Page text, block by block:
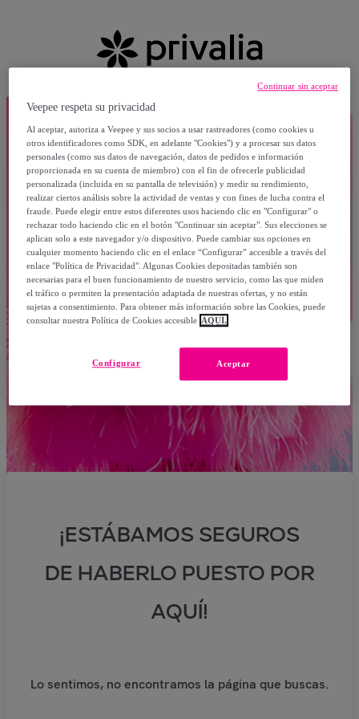
¡ESTÁBAMOS SEGUROS
DE HABERLO PUESTO POR
AQUÍ!
Lo sentimos, no encontramos la página que buscas.
Veepee respeta su privacidad
Al aceptar, autoriza a Veepee y sus socios a usar rastreadores (como cookies u
otros identificadores como SDK, en adelante "Cookies") y a procesar sus datos
personales (como sus datos de navegación, datos de pedidos e información
proporcionada en su cuenta de miembro) con el fin de ofrecerle publicidad
personalizada (incluida en su pantalla de televisión) y medir su rendimiento,
realizar ciertos análisis sobre la actividad de ventas y con fines de lucha contra el
fraude. Puede elegir entre estos diferentes usos haciendo clic en "Configurar" o
rechazar todo haciendo clic en el botón "Continuar sin aceptar". Sus elecciones se
aplican solo a este navegador y/o dispositivo. Puede cambiar sus opciones en
cualquier momento haciendo clic en el enlace “Configurar” accesible a través del
enlace "Política de Privacidad". Algunas Cookies depositadas también son
necesarias para el buen funcionamiento de nuestro servicio, como las que miden
el tráfico o permiten la presentación adaptada de nuestras ofertas, y no están
sujetas a consentimiento. Para obtener más información sobre las Cookies, puede
consultar nuestra Política de Cookies accesible AQUÍ.
Aceptar
Configurar
Continuar sin aceptar